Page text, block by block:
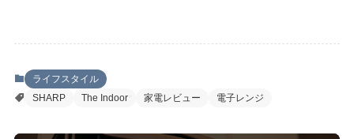
ライフスタイル
SHARP
The Indoor 家電レビュー 電子レンジ